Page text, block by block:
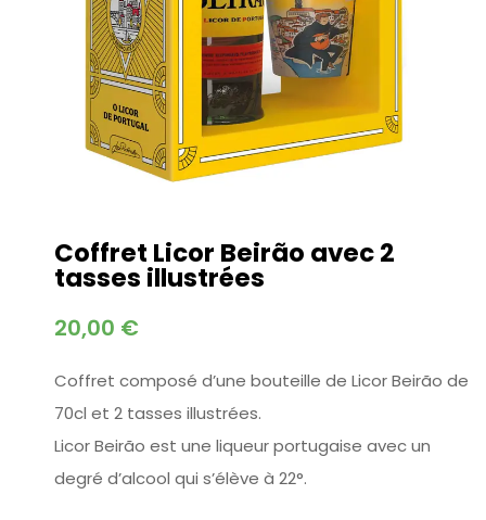
Coffret Licor Beirão avec 2
tasses illustrées
20,00 €
Coffret composé d’une bouteille de Licor Beirão de
70cl et 2 tasses illustrées.
Licor Beirão est une liqueur portugaise avec un
degré d’alcool qui s’élève à 22°.